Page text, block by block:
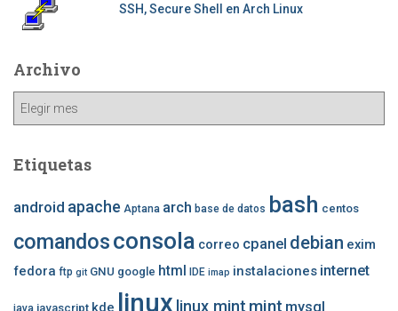
SSH, Secure Shell en Arch Linux
Archivo
Archivo
Etiquetas
android apache Aptana arch base de datos bash centos
comandosconsola correo cpanel debian exim
fedora ftp git GNU google html IDE imap instalaciones internet
java javascript kde linux linux mint mint mysql